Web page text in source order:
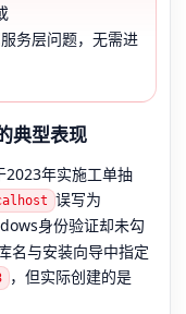
务层问题，无需进
典型表现
2023年实施工单抽
误写为
身份验证却未勾
名与安装向导中指定
，但实际创建的是